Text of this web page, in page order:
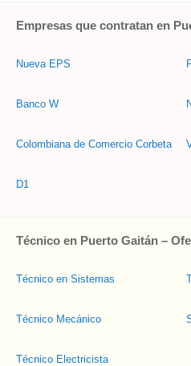
Empresas que contratan en
Nueva EPS
Banco W
Colombiana de Comercio Corbeta
D1
Técnico en Puerto Gaitán –
Técnico en Sistemas
Técnico Mecánico
Técnico Electricista